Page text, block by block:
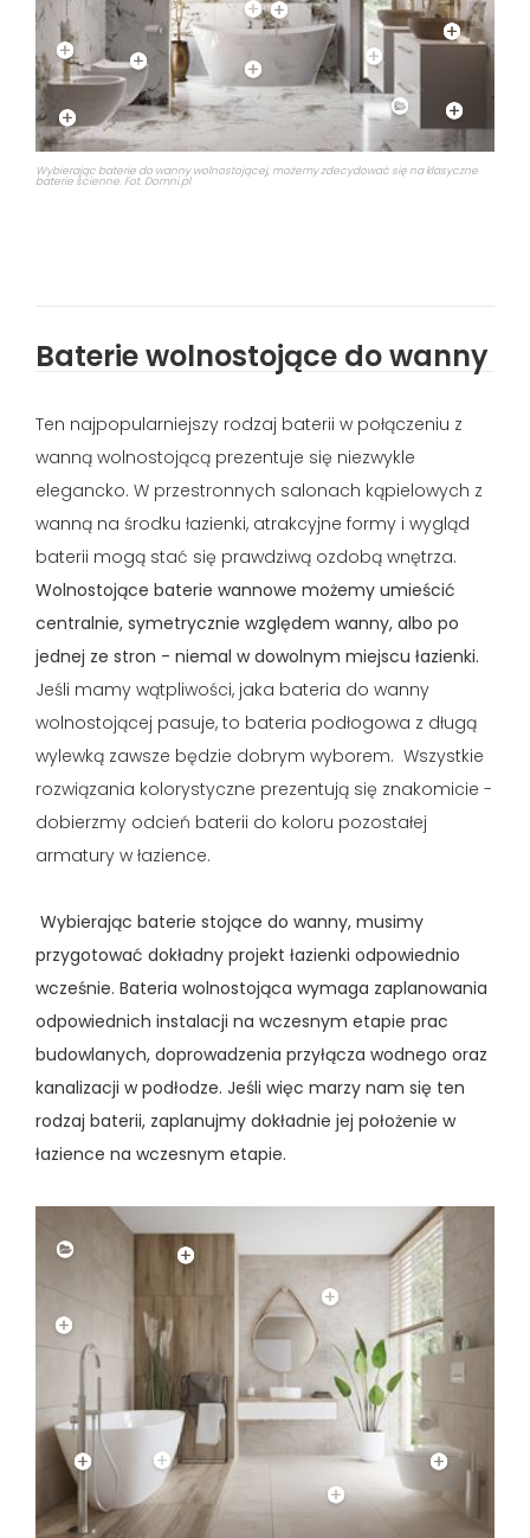
Wybierając baterie do wanny wolnostojącej, możemy zdecydować się na klasyczne
baterie ścienne. Fot. Domni.pl
Baterie wolnostojące do wanny
Ten najpopularniejszy rodzaj baterii w połączeniu z
wanną wolnostojącą prezentuje się niezwykle
elegancko. W przestronnych salonach kąpielowych z
wanną na środku łazienki, atrakcyjne formy i wygląd
baterii mogą stać się prawdziwą ozdobą wnętrza.
Wolnostojące baterie wannowe możemy umieścić
centralnie, symetrycznie względem wanny, albo po
jednej ze stron - niemal w dowolnym miejscu łazienki.
Jeśli mamy wątpliwości, jaka bateria do wanny
wolnostojącej pasuje, to bateria podłogowa z długą
wylewką zawsze będzie dobrym wyborem. Wszystkie
rozwiązania kolorystyczne prezentują się znakomicie -
dobierzmy odcień baterii do koloru pozostałej
armatury w łazience.
Wybierając baterie stojące do wanny, musimy
przygotować dokładny projekt łazienki odpowiednio
wcześnie. Bateria wolnostojąca wymaga zaplanowania
odpowiednich instalacji na wczesnym etapie prac
budowlanych, doprowadzenia przyłącza wodnego oraz
kanalizacji w podłodze. Jeśli więc marzy nam się ten
rodzaj baterii, zaplanujmy dokładnie jej położenie w
łazience na wczesnym etapie.